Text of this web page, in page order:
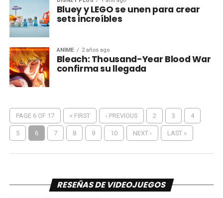
Bluey y LEGO se unen para crear
sets increíbles
ANIME 2 años ago
Bleach: Thousand-Year Blood War
confirma su llegada
PAGE 6 OF 17 « FIRST ‹ PREVIOUS 2 3 4
5 6 7 8 9 10 NEXT › LAST »
RESEÑAS DE VIDEOJUEGOS